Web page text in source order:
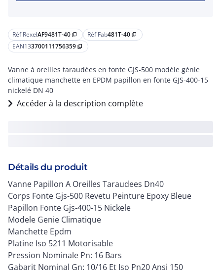
Réf RexelAF9481T-40 content_copy Réf Fab481T-40 content_copy
EAN133700111756359 content_copy
Vanne à oreilles taraudées en fonte GJS-500 modèle génie
climatique manchette en EPDM papillon en fonte GJS-400-15
nickelé DN 40
Accéder à la description complète
Détails du produit
Vanne Papillon A Oreilles Taraudees Dn40
Corps Fonte Gjs-500 Revetu Peinture Epoxy Bleue
Papillon Fonte Gjs-400-15 Nickele
Modele Genie Climatique
Manchette Epdm
Platine Iso 5211 Motorisable
Pression Nominale Pn: 16 Bars
Gabarit Nominal Gn: 10/16 Et Iso Pn20 Ansi 150